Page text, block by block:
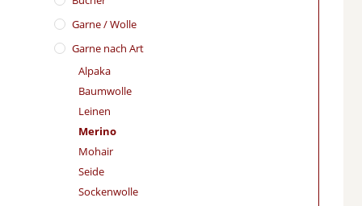
Garne / Wolle
Garne nach Art
Alpaka
Baumwolle
Leinen
Merino
Mohair
Seide
Sockenwolle